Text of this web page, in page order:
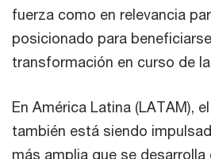
fuerza como en relevancia
posicionado para
transformación en curso de
En América Latina (LATAM),
también está siendo
más amplia que se desarrolla